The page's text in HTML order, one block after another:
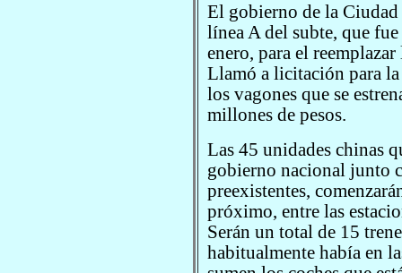
El gobierno de la
línea A del subte, que
enero, para el
Llamó a licitación para
los vagones que se
millones de pesos.
Las 45 unidades chinas
gobierno nacional junto
preexistentes,
próximo, entre las
Serán un total de 15
habitualmente había en